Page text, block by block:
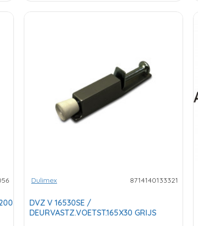
Dulimex 8714140133321
DVZ V 16530SE /
DEURVASTZ.VOETST.165X30 GRIJS